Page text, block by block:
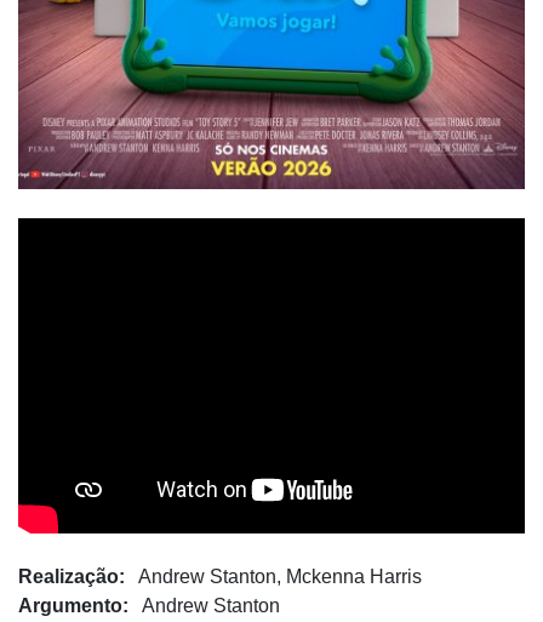
Realização:
Andrew Stanton, Mckenna Harris
Argumento:
Andrew Stanton